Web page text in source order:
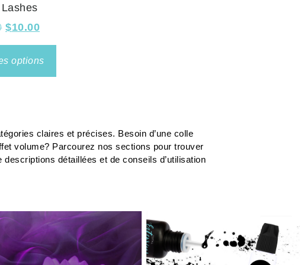
$10.00
options
claires et précises. Besoin d’une colle
volume? Parcourez nos sections pour trouver
détaillées et de conseils d’utilisation